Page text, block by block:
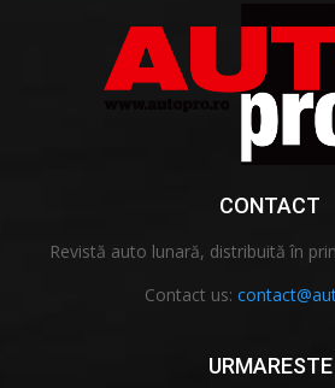
CONTACT
Revistă auto lunară, distribuită în
Contact us:
URMARESTE